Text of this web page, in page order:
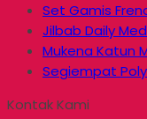
Set Gamis
Jilbab Daily
Mukena Katun
Segiempat
Kontak Kami